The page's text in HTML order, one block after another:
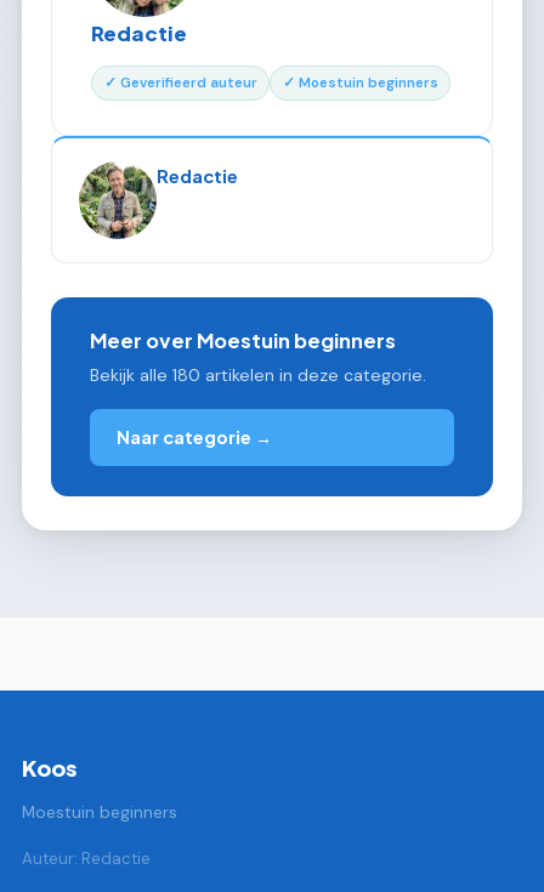
Redactie
✓ Geverifieerd auteur ✓ Moestuin beginners
Redactie
Meer over Moestuin beginners
Bekijk alle 180 artikelen in deze categorie.
Naar categorie →
Koos
Moestuin beginners
Auteur: Redactie